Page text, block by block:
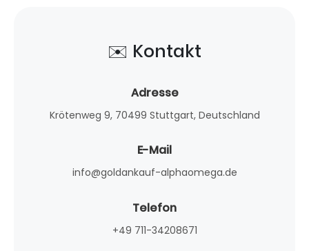
✉️ Kontakt
Adresse
Krötenweg 9, 70499 Stuttgart, Deutschland
E-Mail
info@goldankauf-alphaomega.de
Telefon
+49 711-34208671